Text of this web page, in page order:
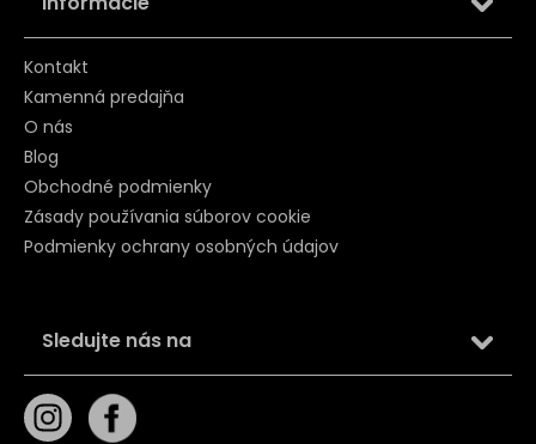
Kontakt
Kamenná predajňa
O nás
Blog
Obchodné podmienky
Zásady používania súborov cookie
Podmienky ochrany osobných údajov
Sledujte nás na